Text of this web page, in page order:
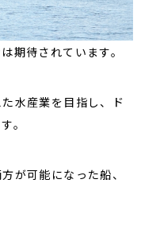
期待されています。
水産業を目指し、ド
。
が可能になった船、